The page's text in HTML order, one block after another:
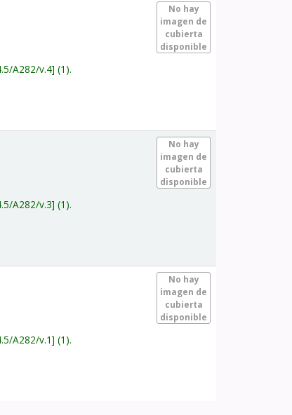
No hay
imagen de
cubierta
disponible
A282/v.4 (1).
No hay
imagen de
cubierta
disponible
A282/v.3 (1).
No hay
imagen de
cubierta
disponible
A282/v.1 (1).